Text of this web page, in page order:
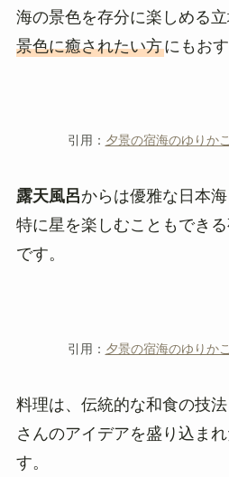
海の景色を存分に楽しめる立
景色に癒されたい方にもおす
引用： 夕景の宿海のゆりか
露天風呂からは優雅な日本海
特に星を楽しむこともでき
です。
引用： 夕景の宿海のゆりか
料理は、伝統的な和食の技
さんのアイデアを盛り込まれ
す。